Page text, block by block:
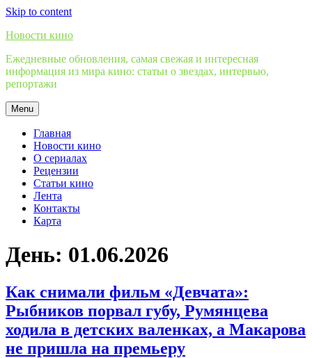
Skip to content
Новости кино
Ежедневные обновления, самая свежая и интересная
информация из мира кино: статьи о звездах, интервью,
репортажи
Menu
Главная
Новости кино
О сериалах
Рецензии
Статьи кино
Лента
Контакты
Карта
День: 01.06.2026
Как снимали фильм «Девчата»:
Рыбников порвал губу, Румянцева
ходила в детских валенках, а Макарова
не пришла на премьеру